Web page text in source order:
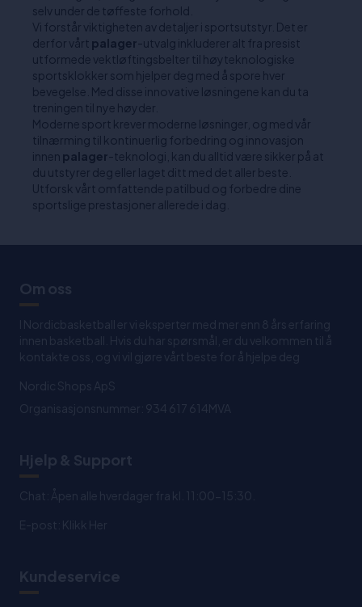
selv under de tøffeste forhold.
Vi forstår viktigheten av detaljer i sportsutstyr. Det er
derfor vårt palager-utvalg inkluderer alt fra presist
utformede vektløftingsbelter til høyteknologiske
sportsklokker som hjelper deg med å spore hver
bevegelse. Med disse innovative løsningene kan du ta
treningen til nye høyder.
Moderne sport krever moderne løsninger, og med vår
tilnærming til kontinuerlig forbedring og innovasjon
innen palager-teknologi, kan du alltid være sikker på at
du utstyrer deg eller laget ditt med det aller beste.
Utforsk vårt omfattende patilbud og forbedre dine
sportslige prestasjoner allerede i dag.
Om oss
I Nordicbasketball er vi eksperter med mer enn 8 års erfaring
innen basketball. Hvis du har spørsmål, er du velkommen til å
kontakte oss, og vi vil gjøre vårt beste for å hjelpe deg
Nordic Shops ApS
Organisasjonsnummer: 934 617 614MVA
Hjelp & Support
Chat: Åpen alle hverdager fra kl. 11:00-15:30.
E-post: Klikk Her
Kundeservice